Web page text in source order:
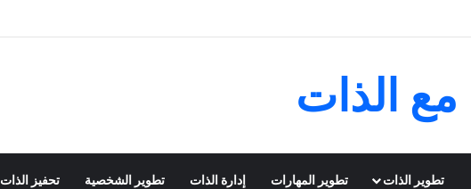
مع الذات
تطوير الذات تطوير المهارات إدارة الذات تطوير الشخصية تحفيز الذات